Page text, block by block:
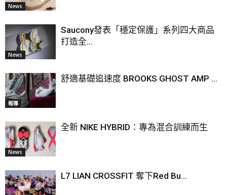
News
News
Saucony發表「穩定保護」系列四大商品
打造全...
報導
舒適基礎追速度 BROOKS GHOST AMP ...
News
全新 NIKE HYBRID：專為混合訓練而生
L7 LIAN CROSSFIT 奪下Red Bu...